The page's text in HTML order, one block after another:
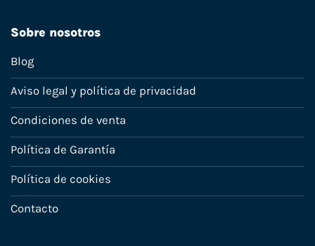
Sobre nosotros
Blog
Aviso legal y política de privacidad
Condiciones de venta
Política de Garantía
Política de cookies
Contacto